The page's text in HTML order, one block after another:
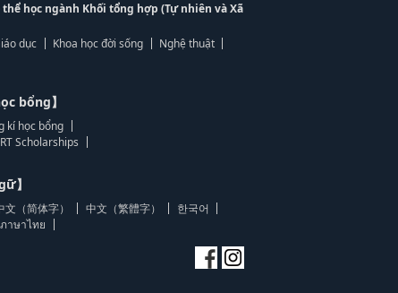
học ngành Khối tổng hợp (Tự nhiên và Xã
dục
Khoa học đời sống
Nghệ thuật
bổng】
kí học bổng
Scholarships
】
文（简体字） 中文（繁體字）
한국어
ภาษาไทย